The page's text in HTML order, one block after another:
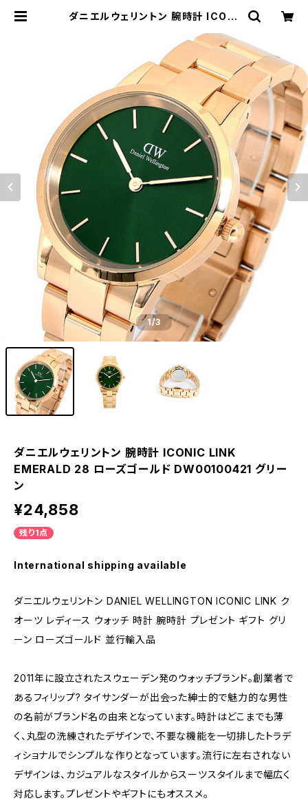
ダニエルウェリントン 腕時計 ICONI
ルド DW00100421 グリーン | em
pirewatch
1/3
ダニエルウェリントン 腕時計 ICONIC LINK
EMERALD 28 ローズゴールド DW00100421 グリー
ン
¥24,858
残り1点
International shipping available
ダニエルウェリントン DANIEL WELLINGTON ICONIC LINK ク
オーツ レディース ウォッチ 時計 腕時計 プレゼント ギフト グリ
ーン ローズゴールド 並行輸入品
2011年に設立されたスウェーデン発のウォッチブランド。創業者で
あるフィリップ? タイサンダーが出会った紳士的で魅力的な男性
の名前がブランド名の由来となっています。時計はどこまでも薄
く、丸型の洗練されたデザインで、不要な機能を一切排したトラデ
ィショナルでシンプルな作りとなっています。流行に左右されない
デザインは、カジュアルなスタイルからスーツスタイルまで幅広く
対応します。プレゼントやギフトにもオススメ。